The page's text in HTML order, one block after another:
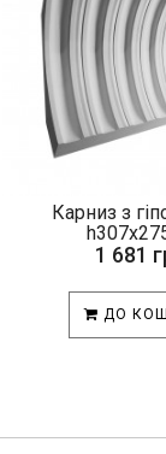
Карниз з
1 681
ДО